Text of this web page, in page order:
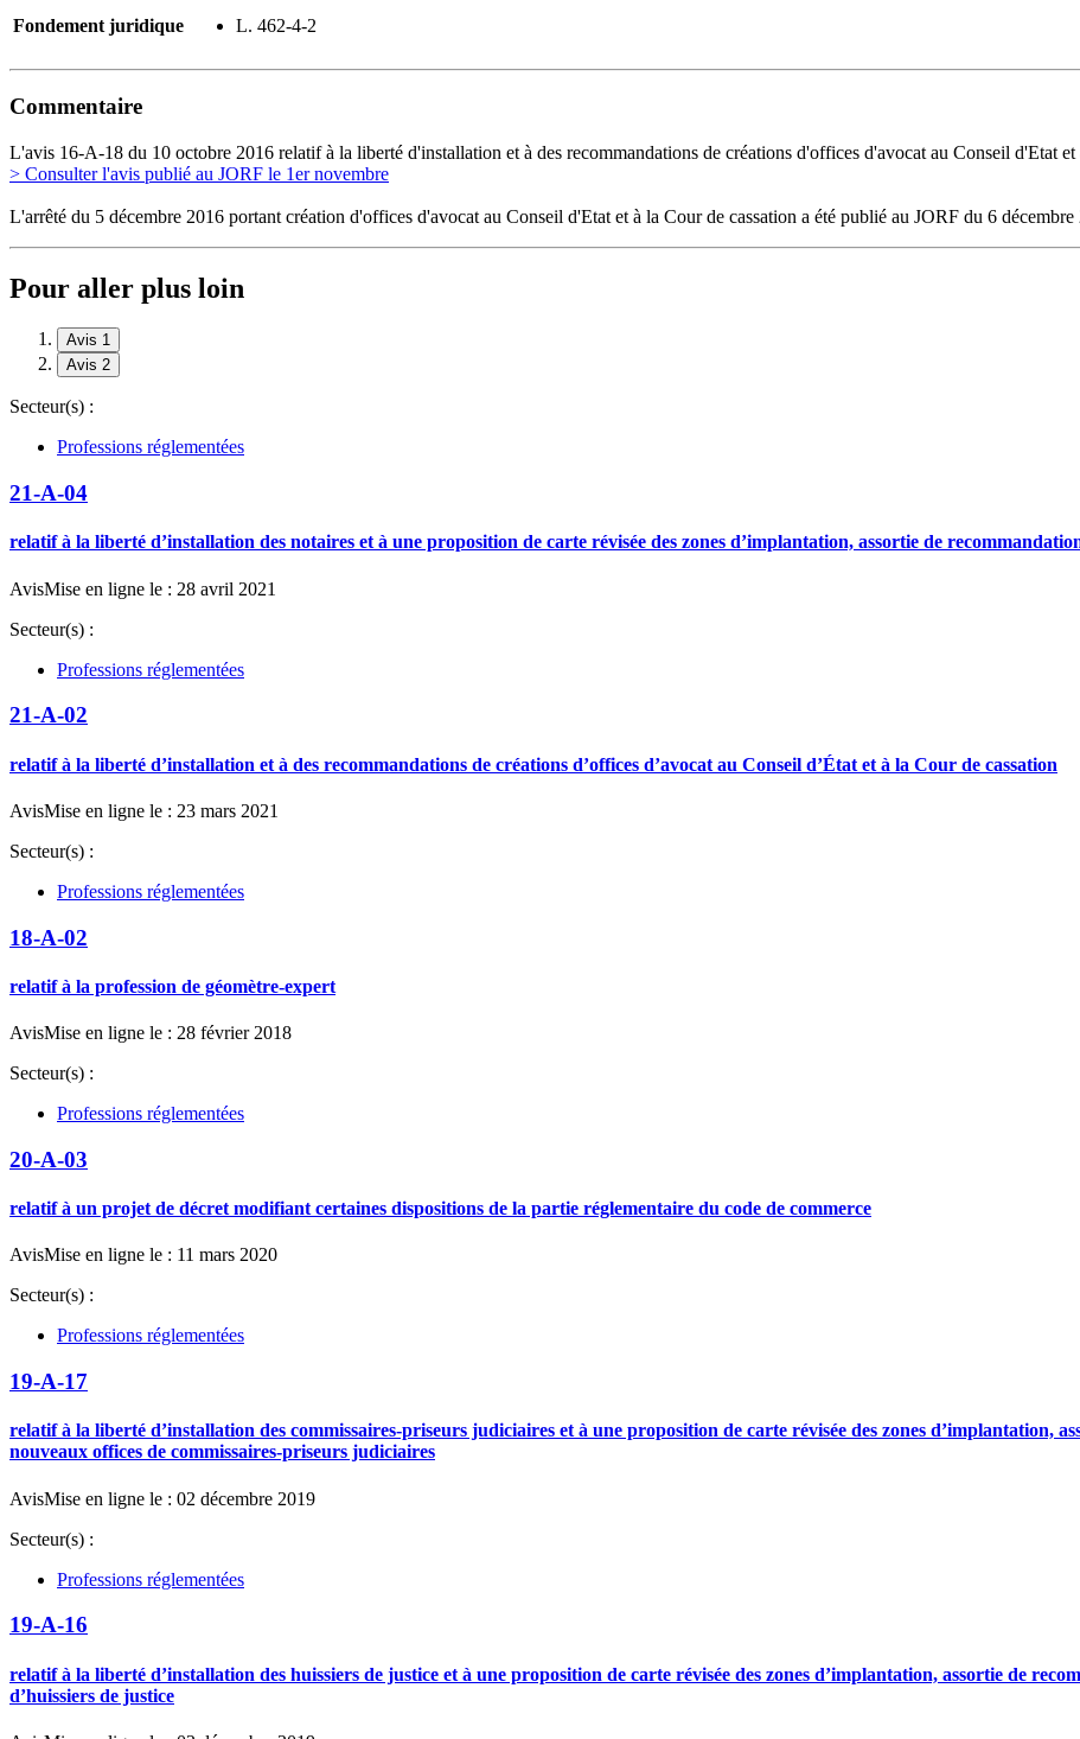
Fondement juridique L. 462-4-2
Commentaire
L'avis 16-A-18 du 10 octobre 2016 relatif à la liberté d'installation et à des recommandations de créations d'offices d'avocat au Conseil d'Etat
> Consulter l'avis publié au JORF le 1er novembre
L'arrêté du 5 décembre 2016 portant création d'offices d'avocat au Conseil d'Etat et à la Cour de cassation a été publié au JORF du 6 décembre
Pour aller plus loin
Avis 1
Avis 2
Secteur(s) :
Professions réglementées
21-A-04
relatif à la liberté d’installation des notaires et à une proposition de carte révisée des zones d’implantation, assortie de
AvisMise en ligne le : 28 avril 2021
Secteur(s) :
Professions réglementées
21-A-02
relatif à la liberté d’installation et à des recommandations de créations d’offices d’avocat au Conseil d’État et à la Cour de cassation
AvisMise en ligne le : 23 mars 2021
Secteur(s) :
Professions réglementées
18-A-02
relatif à la profession de géomètre-expert
AvisMise en ligne le : 28 février 2018
Secteur(s) :
Professions réglementées
20-A-03
relatif à un projet de décret modifiant certaines dispositions de la partie réglementaire du code de commerce
AvisMise en ligne le : 11 mars 2020
Secteur(s) :
Professions réglementées
19-A-17
relatif à la liberté d’installation des commissaires-priseurs judiciaires et à une proposition de carte révisée des zones d’implantation,
nouveaux offices de commissaires-priseurs judiciaires
AvisMise en ligne le : 02 décembre 2019
Secteur(s) :
Professions réglementées
19-A-16
relatif à la liberté d’installation des huissiers de justice et à une proposition de carte révisée des zones d’implantation, assortie de
d’huissiers de justice